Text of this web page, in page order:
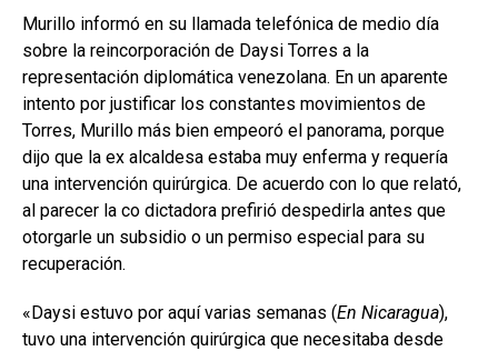
Murillo informó en su llamada telefónica de medio día
sobre la reincorporación de Daysi Torres a la
representación diplomática venezolana. En un aparente
intento por justificar los constantes movimientos de
Torres, Murillo más bien empeoró el panorama, porque
dijo que la ex alcaldesa estaba muy enferma y requería
una intervención quirúrgica. De acuerdo con lo que relató,
al parecer la co dictadora prefirió despedirla antes que
otorgarle un subsidio o un permiso especial para su
recuperación.
«Daysi estuvo por aquí varias semanas (En Nicaragua),
tuvo una intervención quirúrgica que necesitaba desde